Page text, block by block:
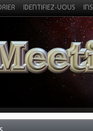
IDENTIFIEZ-VOUS